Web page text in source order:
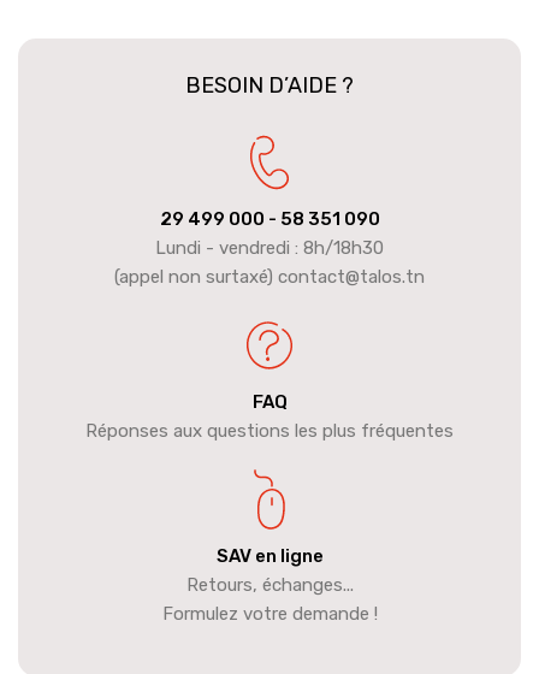
BESOIN D’AIDE ?
29 499 000 - 58 351 090
Lundi - vendredi : 8h/18h30
(appel non surtaxé) contact@talos.tn
FAQ
Réponses aux questions les plus fréquentes
SAV en ligne
Retours, échanges...
Formulez votre demande !